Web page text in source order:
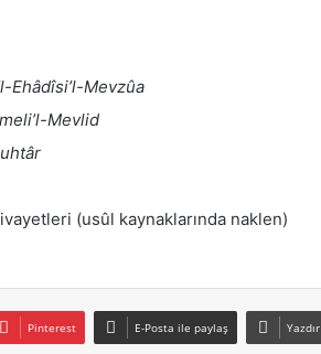
Ehâdîsi’l-Mevzûa
Mevlid
(usûl kaynaklarında naklen)
Pinterest E-Posta ile paylaş Yazdır